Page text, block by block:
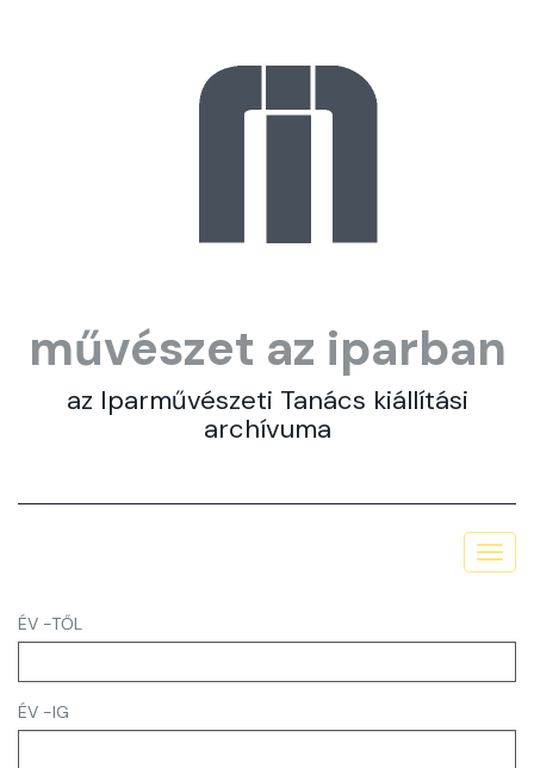
művészet az iparban
az Iparművészeti Tanács kiállítási
archívuma
ÉV -TŐL
ÉV -IG